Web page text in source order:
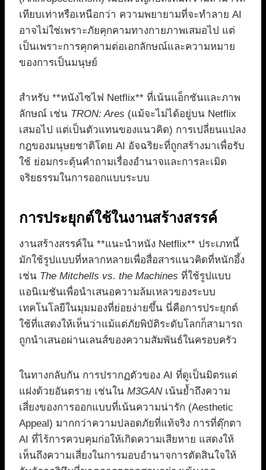
เทียบเท่าหรือเหนือกว่า ความพยายามที่จะทำลาย AI
อาจไม่ใช่เพราะภัยคุกคามทางกายภาพเสมอไป แต่
เป็นเพราะการคุกคามต่อเอกลักษณ์และความหมาย
ของการเป็นมนุษย์
สำหรับ **หนังไซไฟ Netflix** ที่เน้นแอ็กชันและภาพ
ลักษณ์ เช่น TRON: Ares (แม้จะไม่ได้อยู่บน Netflix
เสมอไป แต่เป็นตัวแทนของแนวคิด) การเปลี่ยนแปลง
กฎของมนุษยชาติโดย AI อัจฉริยะที่ถูกสร้างมาเพื่อรับ
ใช้ ย่อมกระตุ้นคำถามเรื่องอำนาจและการละเมิด
จริยธรรมในการออกแบบระบบ
การประยุกต์ใช้ในงานสร้างสรรค์
งานสร้างสรรค์ใน **แนะนำหนัง Netflix** ประเภทนี้
มักใช้รูปแบบที่หลากหลายเพื่อสื่อสารแนวคิดที่หนักอึ้ง
เช่น The Mitchells vs. the Machines ที่ใช้รูปแบบ
แอนิเมชันเพื่อนำเสนอความล้มเหลวของระบบ
เทคโนโลยีในมุมมองที่ย่อยง่ายขึ้น นี่คือการประยุกต์
ใช้ที่แสดงให้เห็นว่าแม้แต่ภัยพิบัติระดับโลกก็สามารถ
ถูกนำเสนอผ่านเลนส์ของความสัมพันธ์ในครอบครัว
ในทางกลับกัน การปรากฏตัวของ AI ที่ดูเป็นมิตรแต่
แฝงด้วยอันตราย เช่นใน M3GANเน้นย้ำถึงความ
เสี่ยงของการออกแบบที่เน้นความน่ารัก (Aesthetic
Appeal) มากกว่าความปลอดภัยที่แท้จริง การที่ตุ๊กตา
AI ที่ไร้การควบคุมก่อให้เกิดความเสียหาย แสดงให้
เห็นถึงความเสี่ยงในการมอบอำนาจการตัดสินใจให้